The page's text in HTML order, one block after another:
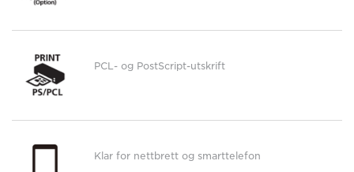
PCL- og PostScript-utskrift
Klar for nettbrett og smarttelefon